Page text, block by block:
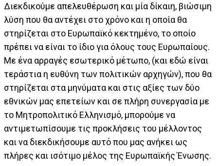
Διεκδικούμε απελευθέρωση και μία δίκαιη, βιώσιμη
λύση που θα αντέχει στο χρόνο και η οποία θα
στηρίζεται στο Ευρωπαϊκό κεκτημένο, το οποίο
πρέπει να είναι το ίδιο για όλους τους Ευρωπαίους.
Με ένα αρραγές εσωτερικό μέτωπο, (και εδώ είναι
τεράστια η ευθύνη των πολιτικών αρχηγών), που θα
στηρίζεται στα μηνύματα και στις αξίες των δύο
εθνικών μας επετείων και σε πλήρη συνεργασία με
το Μητροπολιτικό Ελληνισμό, μπορούμε να
αντιμετωπίσουμε τις προκλήσεις του μέλλοντος
και να διεκδικήσουμε αυτό που μας ανήκει ως
πλήρες και ισότιμο μέλος της Ευρωπαϊκής Ένωσης.